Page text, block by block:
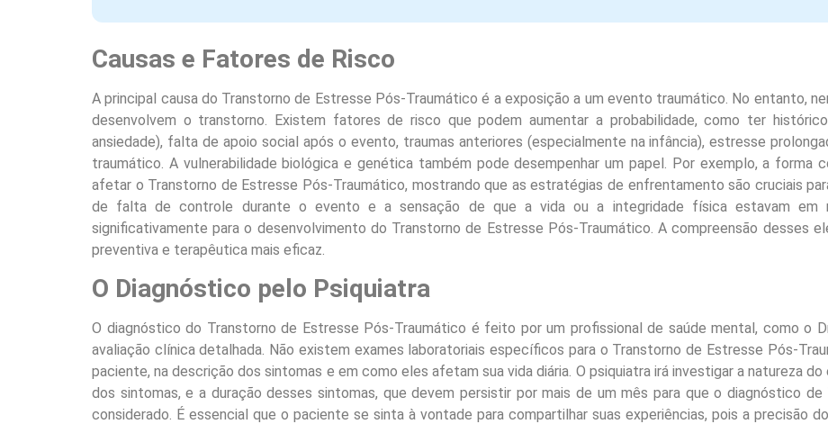
Causas e Fatores de Risco
A principal causa do Transtorno de Estresse Pós-Traumático é a exposição a um evento traumático. No entanto,
desenvolvem o transtorno. Existem fatores de risco que podem aumentar a probabilidade, como ter
ansiedade), falta de apoio social após o evento, traumas anteriores (especialmente na infância), estresse
traumático. A vulnerabilidade biológica e genética também pode desempenhar um papel. Por exemplo, a forma
afetar o Transtorno de Estresse Pós-Traumático, mostrando que as estratégias de enfrentamento são cruciais
de falta de controle durante o evento e a sensação de que a vida ou a integridade física estavam em
significativamente para o desenvolvimento do Transtorno de Estresse Pós-Traumático. A compreensão desses
preventiva e terapêutica mais eficaz.
O Diagnóstico pelo Psiquiatra
O diagnóstico do Transtorno de Estresse Pós-Traumático é feito por um profissional de saúde mental, como o
avaliação clínica detalhada. Não existem exames laboratoriais específicos para o Transtorno de Estresse Pós-
paciente, na descrição dos sintomas e em como eles afetam sua vida diária. O psiquiatra irá investigar a natureza
dos sintomas, e a duração desses sintomas, que devem persistir por mais de um mês para que o diagnóstico
considerado. É essencial que o paciente se sinta à vontade para compartilhar suas experiências, pois a precisão